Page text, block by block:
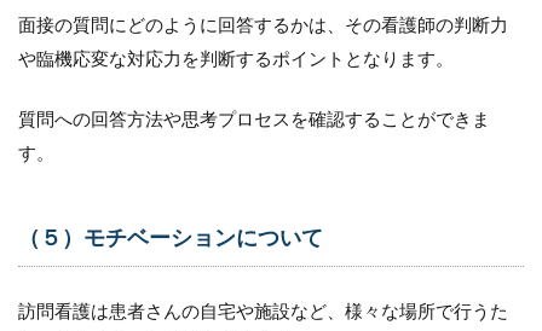
面接の質問にどのように回答するかは、その看護師の判断力
や臨機応変な対応力を判断するポイントとなります。
質問への回答方法や思考プロセスを確認することができま
す。
（５）モチベーションについて
訪問看護は患者さんの自宅や施設など、様々な場所で行うた